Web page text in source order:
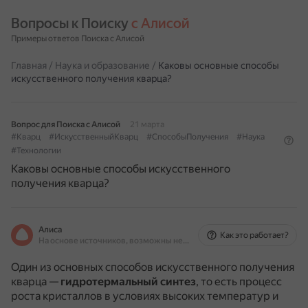
Вопросы к Поиску с Алисой
Примеры ответов Поиска с Алисой
Главная / Наука и образование / Каковы основные способы
искусственного получения кварца?
Вопрос для Поиска с Алисой
21 марта
#Кварц
#ИскусственныйКварц #СпособыПолучения
#Наука
#Технологии
Каковы основные способы искусственного
получения кварца?
Алиса
На основе источников, возможны неточности
Как это работает?
Один из основных способов искусственного получения
кварца — гидротермальный синтез, то есть процесс
роста кристаллов в условиях высоких температур и